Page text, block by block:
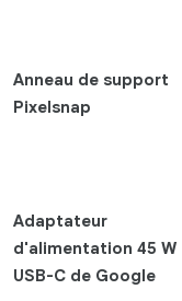
Pixel 8
Pixel 7 Pro
Écouteurs
Pixel Buds 2a
Pixel Buds Pro 2
Anneau de support
Pixelsnap
Adaptateur
d'alimentation 45 W
USB-C de Google